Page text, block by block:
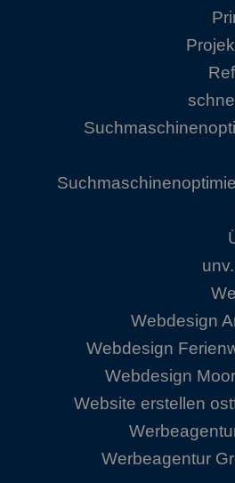
Webdesign
Webdesign
Webdesign
Website erstellen
Werbeagentur